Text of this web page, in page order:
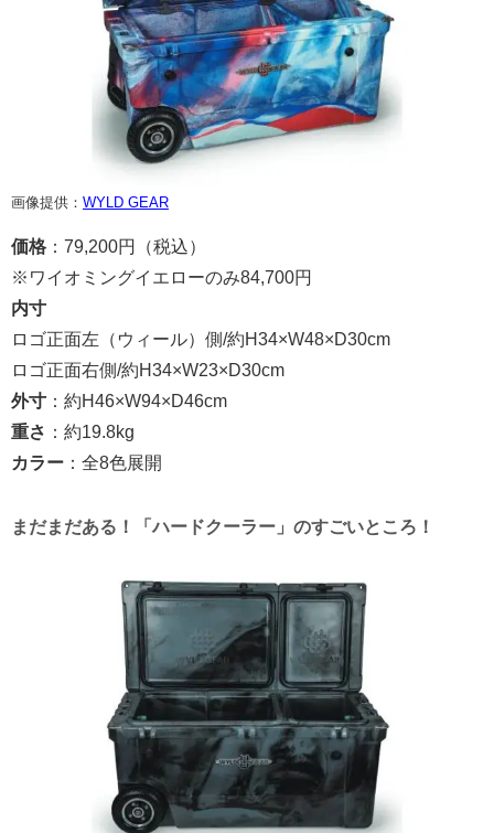
画像提供： WYLD GEAR
価格 ：79,200円（税込）
※ワイオミングイエローのみ84,700円
内寸
ロゴ正面左（ウィール）側/約H34×W48×D30cm
ロゴ正面右側/約H34×W23×D30cm
外寸 ：約H46×W94×D46cm
重さ ：約19.8kg
カラー ：全8色展開
まだまだある！「ハードクーラー」のすごいところ！